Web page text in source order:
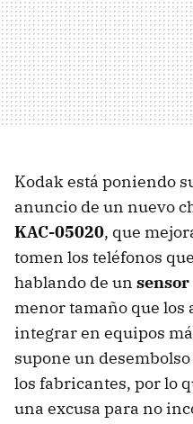
Kodak está poniendo
anuncio de un nuevo
KAC-05020, que
tomen los teléfonos
hablando de un sensor
menor tamaño que los
integrar en equipos
supone un
los fabricantes, por lo
una excusa para no